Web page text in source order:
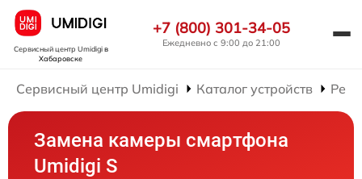
Сервисный центр Umidigiв
Хабаровске
+7 (800) 301-34-05
Ежедневно с 9:00 до 21:00
Сервисный центр Umidigi Каталог устройств
Замена камеры смартфона
Umidigi S